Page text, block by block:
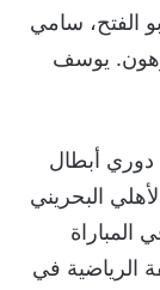
الفتح، سامي
يوسف
أبطال
على الأهلي البحريني
14 أغسطس 2024، في المباراة
الرياضية في